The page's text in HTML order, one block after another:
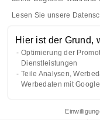
Kontakt
KENNE UNS
ZU IHREN DIENSTEN
Lesen Sie unsere
Hier ist der Grund,
Optimierung der
Dienstleistungen
Teile Analysen,
Werbedaten mit Google